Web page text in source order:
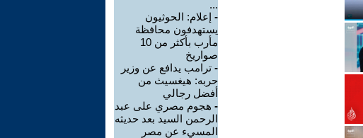
...
- إعلام: الحوثيون
يستهدفون محافظة
مأرب بأكثر من 10
صواريخ
- ترامب يدافع عن وزير
حربه: هيغسيث من
أفضل رجالي
- هجوم مصري على عبد
الرحمن السيد بعد حديثه
المسيء عن مصر